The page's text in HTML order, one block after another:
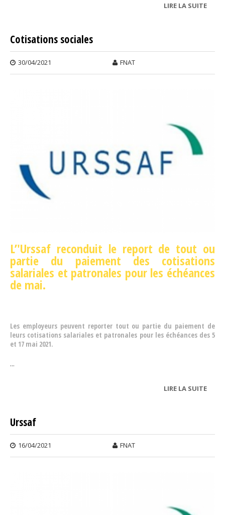
LIRE LA SUITEDE
Cotisations sociales
30/04/2021 FNAT
L’'Urssaf reconduit le report de tout ou
partie du paiement des cotisations
salariales et patronales pour les échéances
de mai.
Les employeurs peuvent reporter tout ou partie du paiement de
leurs cotisations salariales et patronales pour les échéances des 5
et 17 mai 2021.
...
LIRE LA SUITEDE
Urssaf
16/04/2021 FNAT